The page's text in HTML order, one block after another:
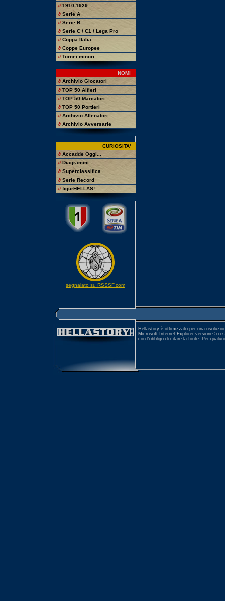
∂ 1910-1929
∂ Serie A
∂ Serie B
∂ Serie C / C1 / Lega Pro
∂ Coppa Italia
∂ Coppe Europee
∂ Tornei minori
NOMI
∂ Archivio Giocatori
∂ TOP 50 Alfieri
∂ TOP 50 Marcatori
∂ TOP 50 Portieri
∂ Archivio Allenatori
∂ Archivio Avversarie
CURIOSITA'
∂ Accadde Oggi...
∂ Diagrammi
∂ Superclassifica
∂ Serie Record
∂ figurHELLAS!
segnalato su RSSSF.com
Hellastory è ottimizzato per una
Microsoft Internet Explorer versione 5 o
con l'obbligo di citare la fonte. Per